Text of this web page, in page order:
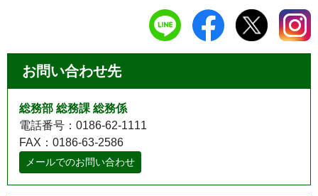
お問い合わせ先
総務部 総務課 総務係
電話番号：0186-62-1111
FAX：0186-63-2586
メールでのお問い合わせ